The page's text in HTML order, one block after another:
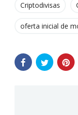
Criptodivisas
oferta inicial de